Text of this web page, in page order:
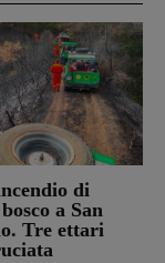
di
a San
Tre ettari